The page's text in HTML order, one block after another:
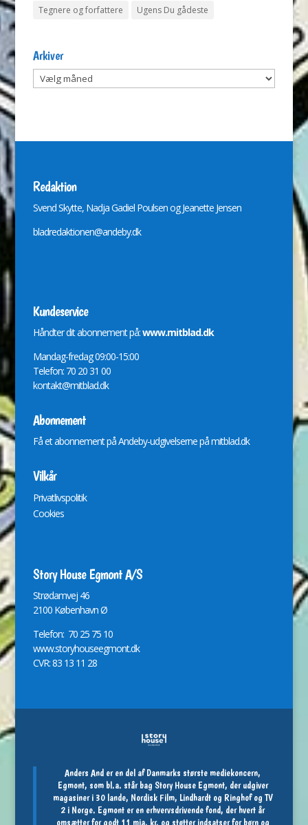
Tegnere og forfattere
Ugens Du gådeste
Arkiver
Arkiver
Redaktion
Svend Skytte, Nadja Gadiel Poulsen og Jeanette Jensen
bladredaktionen@andeby.dk
Kundeservice
Håndter dit abonnement på:www.mitblad.dk
Mandag-fredag 09:00-15:00
Telefon: 70 20 31 00
kontakt@mitblad.dk
Abonnement
Få et abonnement på Andeby-udgivelserne påmitblad.dk
Vilkår
Privatlivspolitik
Cookies
Story House Egmont A/S
Strødamvej 46
2100 København Ø
Telefon: 70 25 75 10
www.storyhouseegmont.dk
CVR: 83 13 11 28
Anders And er en del af Danmarks største mediekoncern,
Egmont, som bl.a. står bag Story House Egmont, der udgiver
magasiner i 30 lande, Nordisk Film, Lindhardt og Ringhof og TV
2 i Norge. Egmont er en erhvervsdrivende fond, der hvert år
omsætter for godt 11 mia. kr. og støtter indsatser for børn og